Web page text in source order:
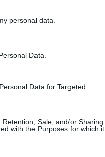
personal data.
Data.
Data for Targeted
Sale, and/or Sharing
with the Purposes for which it